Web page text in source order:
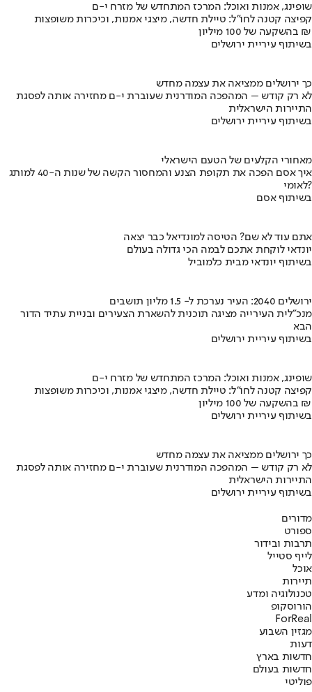
שופינג, אמנות ואוכל: המרכז המתחדש של מזרח י-ם
קפיצה קטנה לחו"ל: טיילת חדשה, מיצגי אמנות, וכיכרות משופצות
בהשקעה של 100 מיליון ₪
בשיתוף עיריית ירושלים
כך ירושלים ממציאה את עצמה מחדש
לא רק קודש – המהפכה המודרנית שעוברת י-ם מחזירה אותה לפסגת
התיירות הישראלית
בשיתוף עיריית ירושלים
מאחורי הקלעים של הטעם הישראלי
איך אסם הפכה את תקופת הצנע והמחסור הקשה של שנות ה-40 למותג
לאומי?
בשיתוף אסם
אתם עוד לא שם? הטיסה למונדיאל כבר יצאה
יונדאי לוקחת אתכם לבמה הכי גדולה בעולם
בשיתוף יונדאי מבית כלמוביל
ירושלים 2040: העיר נערכת ל- 1.5 מליון תושבים
מנכ"לית העירייה מציגה תוכנית להשארת הצעירים ובניית עתיד הדור
הבא
בשיתוף עיריית ירושלים
שופינג, אמנות ואוכל: המרכז המתחדש של מזרח י-ם
קפיצה קטנה לחו"ל: טיילת חדשה, מיצגי אמנות, וכיכרות משופצות
בהשקעה של 100 מיליון ₪
בשיתוף עיריית ירושלים
כך ירושלים ממציאה את עצמה מחדש
לא רק קודש – המהפכה המודרנית שעוברת י-ם מחזירה אותה לפסגת
התיירות הישראלית
בשיתוף עיריית ירושלים
מדורים
ספורט
תרבות ובידור
לייף סטייל
אוכל
תיירות
טכנולוגיה ומדע
הורוסקופ
ForReal
מגזין השבוע
דעות
חדשות בארץ
חדשות בעולם
פוליטי